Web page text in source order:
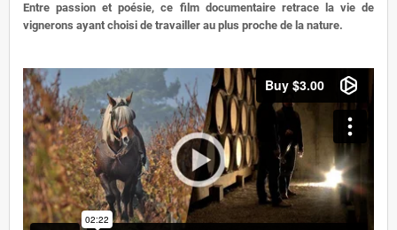
Entre passion et poésie, ce film documentaire retrace la vie de
vignerons ayant choisi de travailler au plus proche de la nature.